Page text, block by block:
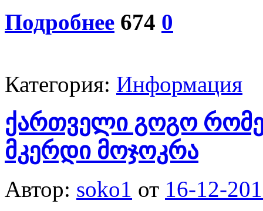
Подробнее 674 0
Категория: Информация
ქართველი გოგო
მკერდი მოჯოკრა
Автор: soko1 от 16-12-